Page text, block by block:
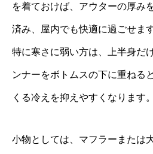
を着ておけば、アウターの厚み
済み、屋内でも快適に過ごせます
特に寒さに弱い方は、上半身だ
ンナーをボトムスの下に重ねる
くる冷えを抑えやすくなります。
小物としては、マフラーまたは